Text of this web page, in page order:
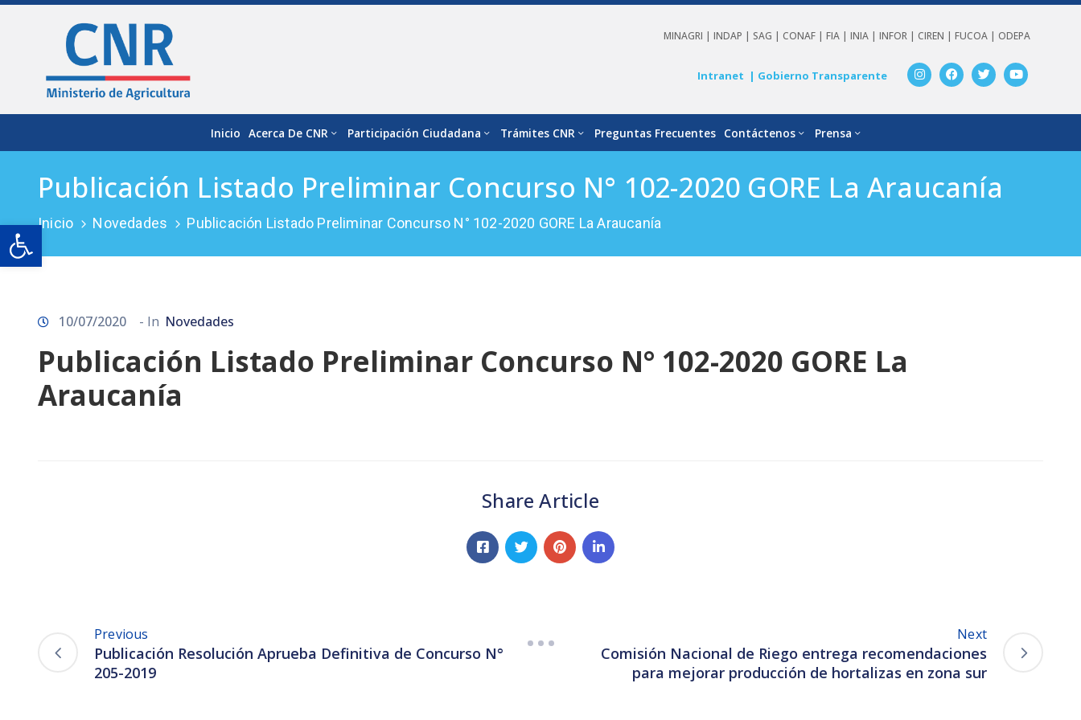
Open toolbar
MINAGRI |INDAP | SAG | CONAF |FIA |INIA |INFOR | CIREN |FUCOA | ODEPA
Intranet | Gobierno Transparente
Inicio Acerca De CNR Participación Ciudadana Trámites CNR Preguntas Frecuentes Contáctenos Prensa
Publicación Listado Preliminar Concurso N° 102-2020 GORE La Araucanía
Inicio Novedades Publicación Listado Preliminar Concurso N° 102-2020 GORE La Araucanía
10/07/2020 - In Novedades
Publicación Listado Preliminar Concurso N° 102-2020 GORE La
Araucanía
Share Article
Previous
Publicación Resolución Aprueba Definitiva de Concurso N°
205-2019
Next
Comisión Nacional de Riego entrega recomendaciones
para mejorar producción de hortalizas en zona sur